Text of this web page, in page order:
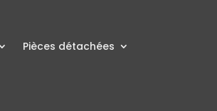
Pièces détachées